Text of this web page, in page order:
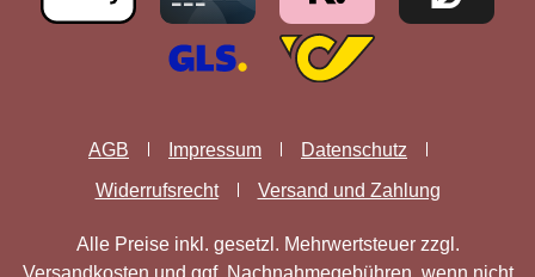
AGB Impressum
Datenschutz
Widerrufsrecht
Versand und Zahlung
Alle Preise inkl. gesetzl. Mehrwertsteuer zzgl.
Versandkosten und ggf. Nachnahmegebühren, wenn nicht